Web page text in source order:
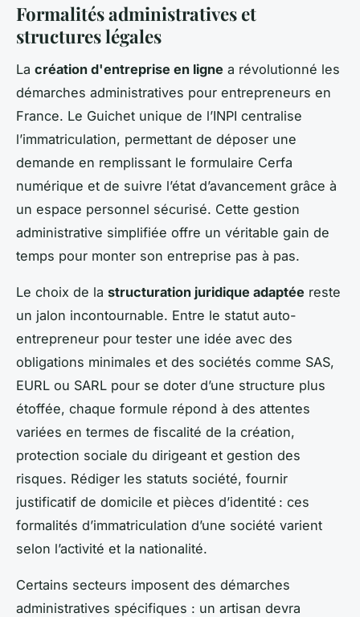
Formalités administratives et
structures légales
La création d'entreprise en ligne a révolutionné les
démarches administratives pour entrepreneurs en
France. Le Guichet unique de l’INPI centralise
l’immatriculation, permettant de déposer une
demande en remplissant le formulaire Cerfa
numérique et de suivre l’état d’avancement grâce à
un espace personnel sécurisé. Cette gestion
administrative simplifiée offre un véritable gain de
temps pour monter son entreprise pas à pas.
Le choix de la structuration juridique adaptée reste
un jalon incontournable. Entre le statut auto-
entrepreneur pour tester une idée avec des
obligations minimales et des sociétés comme SAS,
EURL ou SARL pour se doter d’une structure plus
étoffée, chaque formule répond à des attentes
variées en termes de fiscalité de la création,
protection sociale du dirigeant et gestion des
risques. Rédiger les statuts société, fournir
justificatif de domicile et pièces d’identité : ces
formalités d’immatriculation d’une société varient
selon l’activité et la nationalité.
Certains secteurs imposent des démarches
administratives spécifiques : un artisan devra